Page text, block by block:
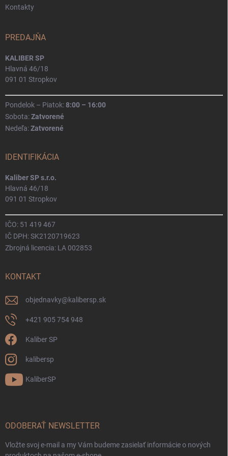
Kontakty
PREDAJŇA
KALIBER SP
Hlavná 46/18
091 01 Stropkov
Pondelok – Piatok:8:00 – 16:00
Sobota:Zatvorené
Nedeľa:Zatvorené
IDENTIFIKÁCIA
Kaliber SP s.r.o.
Hlavná 46/18
091 01 Stropkov
IČO: 51 419 467
IČ DPH: SK2120719623
Zbrojná licencia: LA 002853
KONTAKT
objednavky@kalibersp.sk
+421 905 754 948
Kaliber SP
kalibersp
KaliberSP
ODOBERAŤ NEWSLETTER
Vložte svoj e-mail a my Vám budeme zasielať informácie o nových